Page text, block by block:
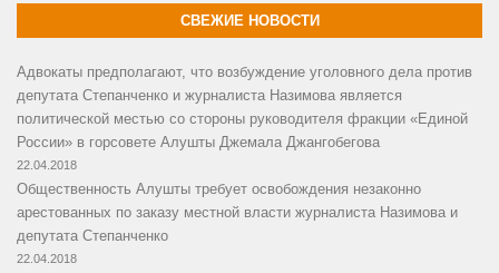
СВЕЖИЕ НОВОСТИ
Адвокаты предполагают, что возбуждение уголовного дела против
депутата Степанченко и журналиста Назимова является
политической местью со стороны руководителя фракции «Единой
России» в горсовете Алушты Джемала Джангобегова
22.04.2018
Общественность Алушты требует освобождения незаконно
арестованных по заказу местной власти журналиста Назимова и
депутата Степанченко
22.04.2018